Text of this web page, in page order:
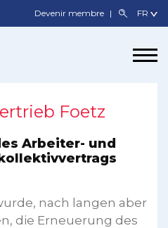
Devenir membre
Foetz
Arbeiter- und
nach langen aber
die Erneuerung des